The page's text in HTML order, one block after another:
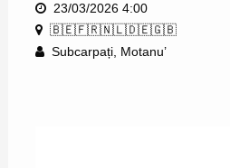
23/03/2026 4:00
🇧🇪🇫🇷🇳🇱🇩🇪🇬🇧
Subcarpați, Motanu’